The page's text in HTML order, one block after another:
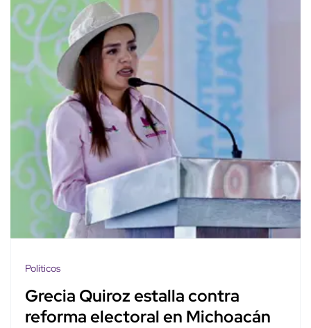
Políticos
Grecia Quiroz estalla contra
reforma electoral en Michoacán